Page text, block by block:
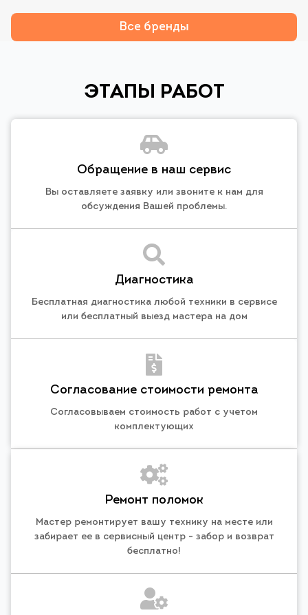
Все бренды
ЭТАПЫ РАБОТ
Обращение в наш сервис
Вы оставляете заявку или звоните к нам для
обсуждения Вашей проблемы.
Диагностика
Бесплатная диагностика любой техники в сервисе
или бесплатный выезд мастера на дом
Согласование стоимости ремонта
Согласовываем стоимость работ с учетом
комплектующих
Ремонт поломок
Мастер ремонтирует вашу технику на месте или
забирает ее в сервисный центр - забор и возврат
бесплатно!